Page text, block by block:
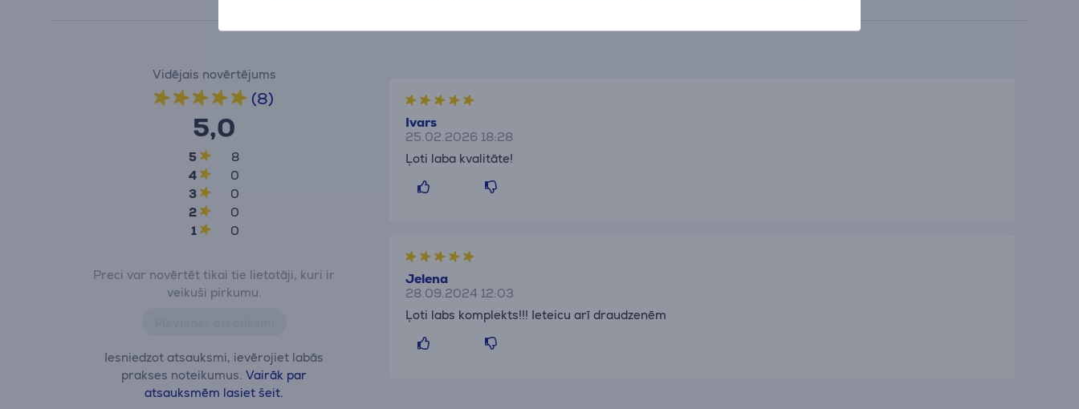
Atsauksmes
Vidējais novērtējums
(8)
5,0
5
8
4
0
3
0
2
0
1
0
Preci var novērtēt tikai tie lietotāji, kuri ir
veikuši pirkumu.
Iesniedzot atsauksmi, ievērojiet labās
prakses noteikumus.Vairāk par
atsauksmēm lasiet šeit.
Ivars
25.02.2026 18:28
Ļoti laba kvalitāte!
Jelena
28.09.2024 12:03
Ļoti labs komplekts!!! Ieteicu arī draudzenēm